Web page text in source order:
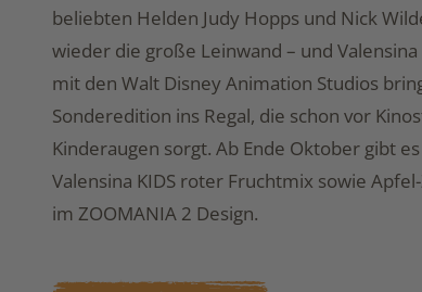
beliebten Helden Judy Hopps und Nick
wieder die große Leinwand – und
mit den Walt Disney Animation Studios
Sonderedition ins Regal, die schon vor
Kinderaugen sorgt. Ab Ende Oktober gibt
Valensina KIDS roter Fruchtmix sowie
im ZOOMANIA 2 Design.